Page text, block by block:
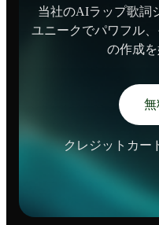
当社のAIラップ歌詞
ユニークでパワフル
の作成を
クレジットカー